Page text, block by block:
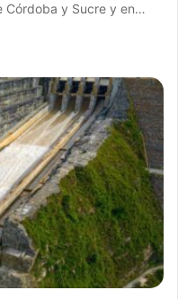
Córdoba y Sucre y en…